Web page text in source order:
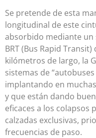
Se pretende de esta
longitudinal de este
absorbido mediante un
BRT (Bus Rapid
kilómetros de largo, la
sistemas de
implantando en
y que están dando
eficaces a los colapsos
calzadas exclusivas,
frecuencias de paso.